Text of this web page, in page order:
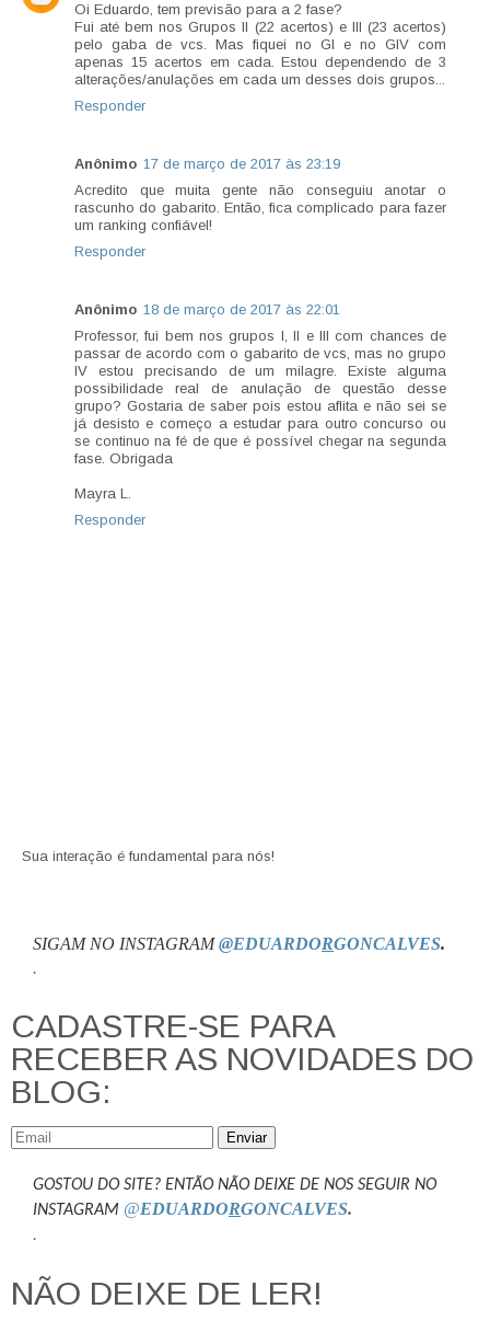
Oi Eduardo, tem previsão para a 2 fase?
Fui até bem nos Grupos II (22 acertos) e III (23 acertos)
pelo gaba de vcs. Mas fiquei no GI e no GIV com
apenas 15 acertos em cada. Estou dependendo de 3
alterações/anulações em cada um desses dois grupos...
Responder
Anônimo 17 de março de 2017 às 23:19
Acredito que muita gente não conseguiu anotar o
rascunho do gabarito. Então, fica complicado para fazer
um ranking confiável!
Responder
Anônimo 18 de março de 2017 às 22:01
Professor, fui bem nos grupos I, II e III com chances de
passar de acordo com o gabarito de vcs, mas no grupo
IV estou precisando de um milagre. Existe alguma
possibilidade real de anulação de questão desse
grupo? Gostaria de saber pois estou aflita e não sei se
já desisto e começo a estudar para outro concurso ou
se continuo na fé de que é possível chegar na segunda
fase. Obrigada
Mayra L.
Responder
Sua interação é fundamental para nós!
SIGAM NO INSTAGRAM@EDUARDORGONCALVES.
.
CADASTRE-SE PARA
RECEBER AS NOVIDADES DO
BLOG:
Enviar
GOSTOU DO SITE? ENTÃO NÃO DEIXE DE NOS SEGUIR NO
INSTAGRAM @EDUARDORGONCALVES.
.
NÃO DEIXE DE LER!